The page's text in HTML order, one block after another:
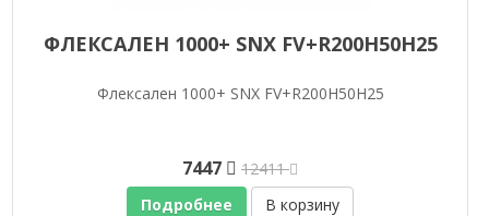
ФЛЕКСАЛЕН 1000+ SNX FV+R200H50H25
Флексален 1000+ SNX FV+R200H50H25
7447
12411
Подробнее
В корзину